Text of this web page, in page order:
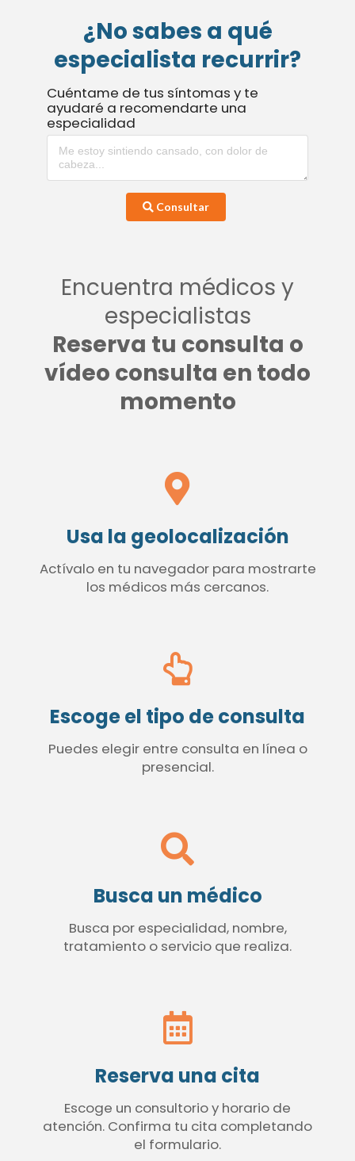
¿No sabes a qué
especialista recurrir?
Cuéntame de tus síntomas y te
ayudaré a recomendarte una
especialidad
Consultar
Encuentra médicos y
especialistas
Reserva tu consulta o
vídeo consulta en todo
momento
Usa la geolocalización
Actívalo en tu navegador para mostrarte
los médicos más cercanos.
Escoge el tipo de consulta
Puedes elegir entre consulta en línea o
presencial.
Busca un médico
Busca por especialidad, nombre,
tratamiento o servicio que realiza.
Reserva una cita
Escoge un consultorio y horario de
atención. Confirma tu cita completando
el formulario.